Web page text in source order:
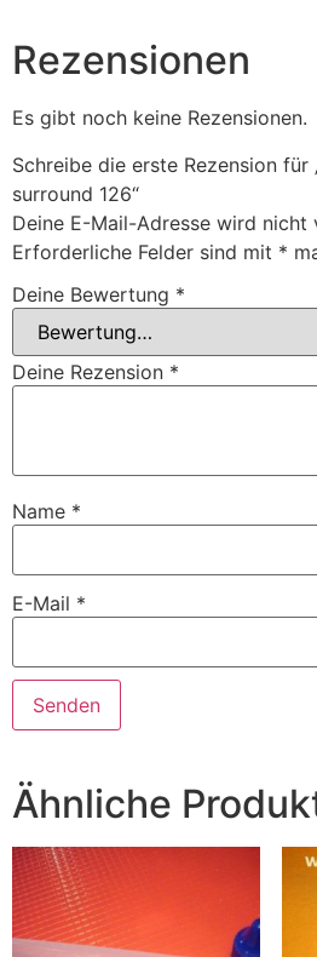
Rezensionen
Es gibt noch keine Rezensionen.
Schreibe die erste Rezension für
surround 126“
Deine E-Mail-Adresse wird
Erforderliche Felder sind mit *
Deine Bewertung *
Deine Rezension *
Name *
E-Mail *
Ähnliche